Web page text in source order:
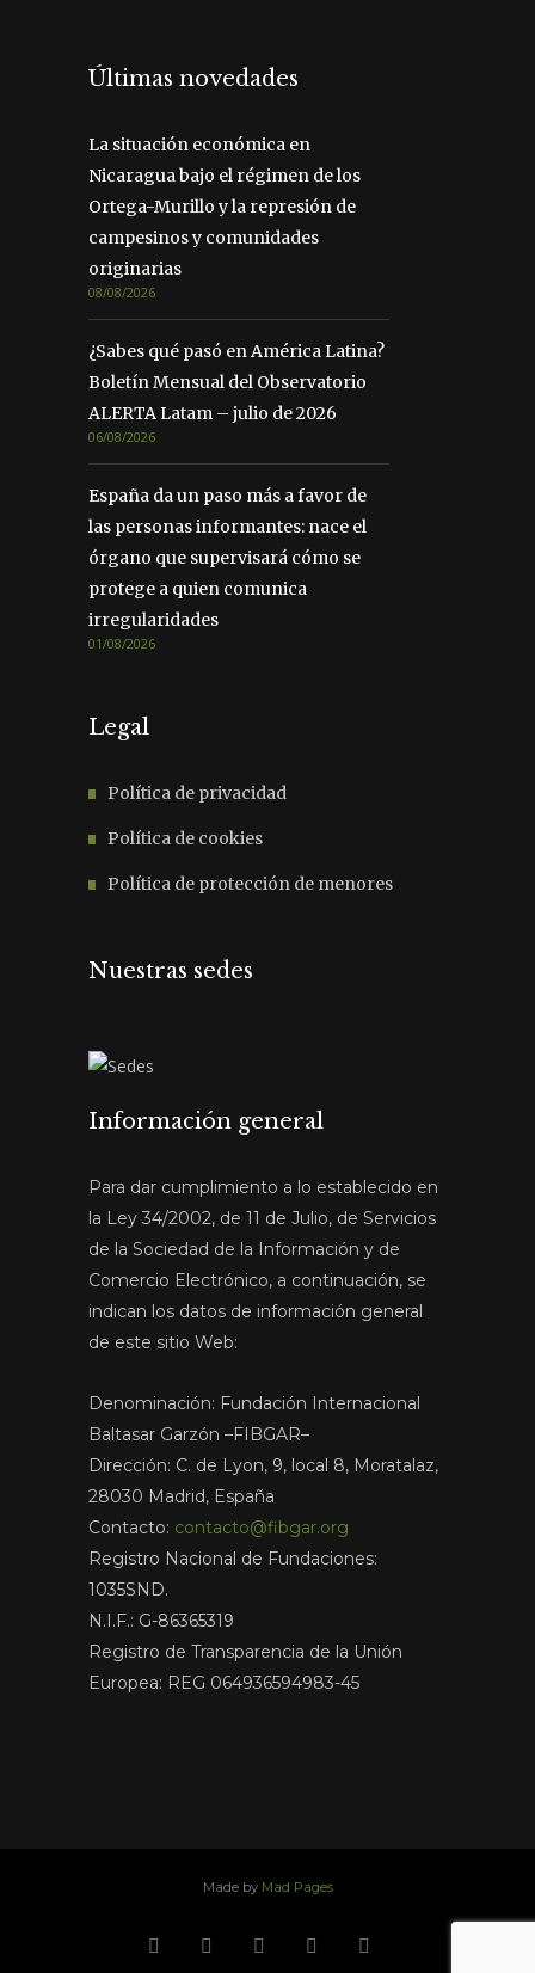
Últimas novedades
La situación económica en
Nicaragua bajo el régimen de los
Ortega-Murillo y la represión de
campesinos y comunidades
originarias
08/08/2026
¿Sabes qué pasó en América Latina?
Boletín Mensual del Observatorio
ALERTA Latam – julio de 2026
06/08/2026
España da un paso más a favor de
las personas informantes: nace el
órgano que supervisará cómo se
protege a quien comunica
irregularidades
01/08/2026
Legal
Política de privacidad
Política de cookies
Política de protección de menores
Nuestras sedes
Información general
Para dar cumplimiento a lo establecido en
la Ley 34/2002, de 11 de Julio, de Servicios
de la Sociedad de la Información y de
Comercio Electrónico, a continuación, se
indican los datos de información general
de este sitio Web:
Denominación: Fundación Internacional
Baltasar Garzón –FIBGAR–
Dirección: C. de Lyon, 9, local 8, Moratalaz,
28030 Madrid, España
Contacto: contacto@fibgar.org
Registro Nacional de Fundaciones:
1035SND.
N.I.F.: G-86365319
Registro de Transparencia de la Unión
Europea: REG 064936594983-45
Made by Mad Pages
facebookyoutube instagramlinkedin